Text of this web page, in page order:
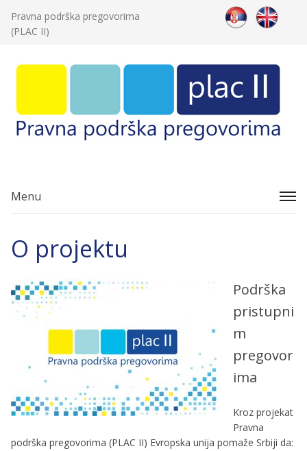
Pravna podrška pregovorima
(PLAC II)
Menu
O projektu
Podrška
pristupni
m
pregovor
ima
Kroz projekat
Pravna
podrška pregovorima (PLAC II) Evropska unija pomaže Srbiji da: